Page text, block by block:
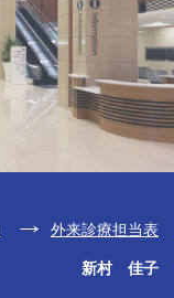
外来診療担当表
新村 佳子